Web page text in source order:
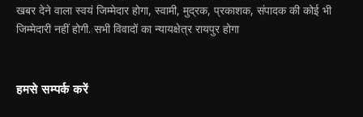
खबर देने वाला स्वयं जिम्मेदार होगा, स्वामी, मुद्रक, प्रकाशक, संपादक की कोई भी
जिम्मेदारी नहीं होगी. सभी विवादों का न्यायक्षेत्र रायपुर होगा
हमसे सम्पर्क करें